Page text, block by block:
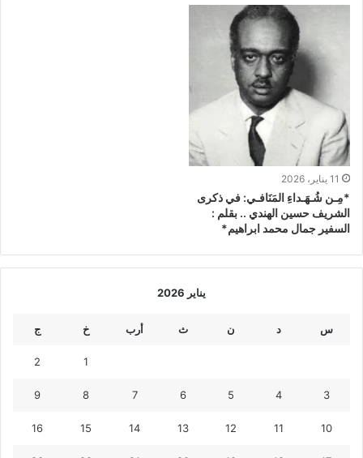
11 يناير، 2026
*مِـن شُـهَـداءِ المَنَافـي: في ذكرى
الشريف حسين الهندي .. بقلم :
السفير جمال محمد ابراهيم*
يناير 2026
س د ن ث أرب خ ج
1
2
3
4
5
6
7
8
9
10
11
12
13
14
15
16